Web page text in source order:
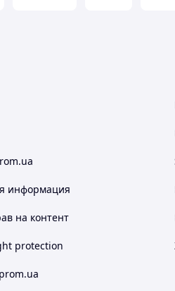
информация
на контент
protection